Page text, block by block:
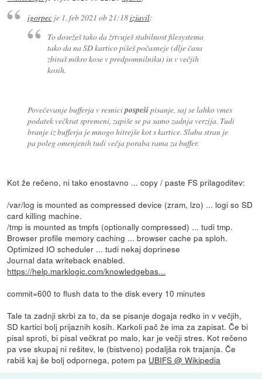
igorpecje 1. feb 2021 ob 21:18izjavil:
To dosežeš tako da žrtvuješ stabilnost filesystema
tako da na SD kartico pišeš počasneje (dlje časa
zbiraš mikro kose v predpomnilniku) in v večjih
kosih.
Povečevanje bufferja v resnicipospešipisanje, saj se lahko vmes
podatek večkrat spremeni, zapiše se pa samo zadnja verzija. Tudi
branje iz bufferja je mnogo hitrejše kot s kartice. Slaba stran je
pa poleg omenjenih tudi večja poraba rama za buffer.
Kot že rečeno, ni tako enostavno ... copy / paste FS prilagoditev:
/var/log is mounted as compressed device (zram, lzo) ... logi so SD
card killing machine.
/tmp is mounted as tmpfs (optionally compressed) ... tudi tmp.
Browser profile memory caching ... browser cache pa sploh.
Optimized IO scheduler ... tudi nekaj doprinese
Journal data writeback enabled.
https://help.marklogic.com/knowledgebas...
commit=600 to flush data to the disk every 10 minutes
Tale ta zadnji skrbi za to, da se pisanje dogaja redko in v večjih,
SD kartici bolj prijaznih kosih. Karkoli pač že ima za zapisat. Če bi
pisal sproti, bi pisal večkrat po malo, kar je večji stres. Kot rečeno
pa vse skupaj ni rešitev, le (bistveno) podaljša rok trajanja. Če
rabiš kaj še bolj odpornega, potem pa UBIFS @ Wikipedia